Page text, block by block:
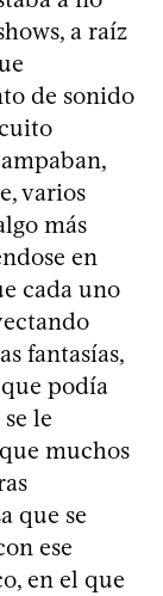
a raíz
de sonido
varios
más
en
cada uno
fantasías,
podía
le
muchos
que se
ese
en el que